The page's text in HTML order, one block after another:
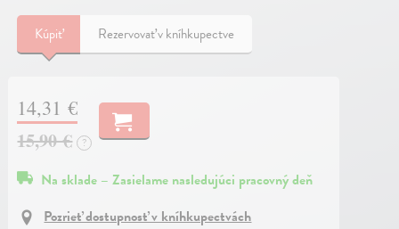
Kúpiť Rezervovať v kníhkupectve
14,31 €
15,90 €
?
Na sklade – Zasielame nasledujúci pracovný deň
Pozrieť dostupnosť v kníhkupectvách